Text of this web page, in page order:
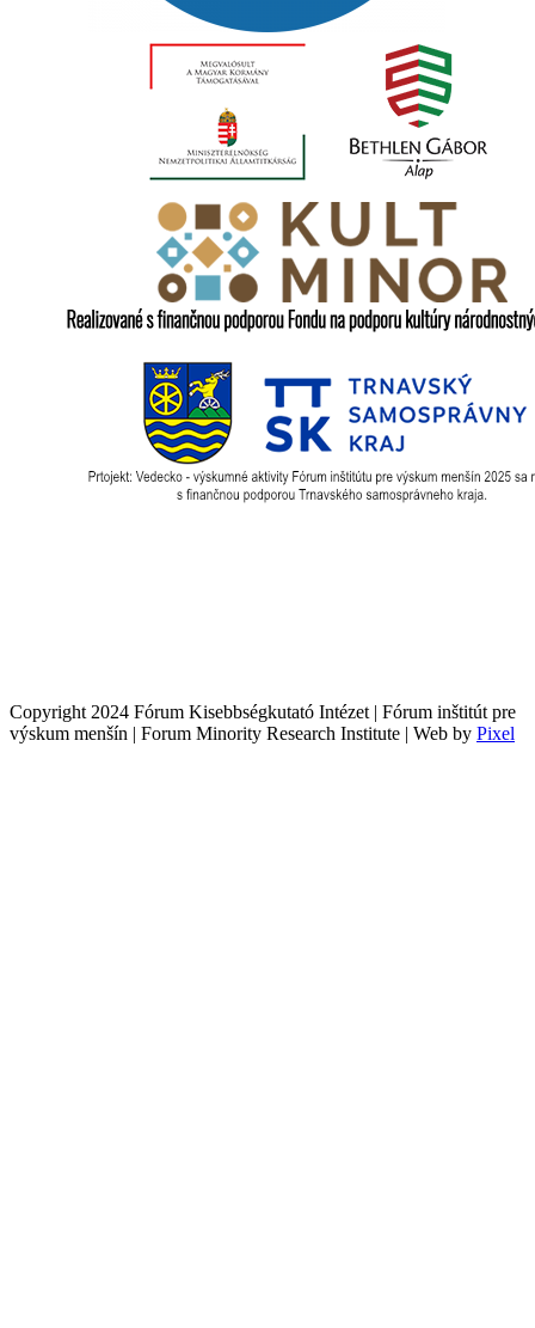
Copyright 2024 Fórum Kisebbségkutató Intézet | Fórum inštitút pre
výskum menšín | Forum Minority Research Institute | Web by Pixel